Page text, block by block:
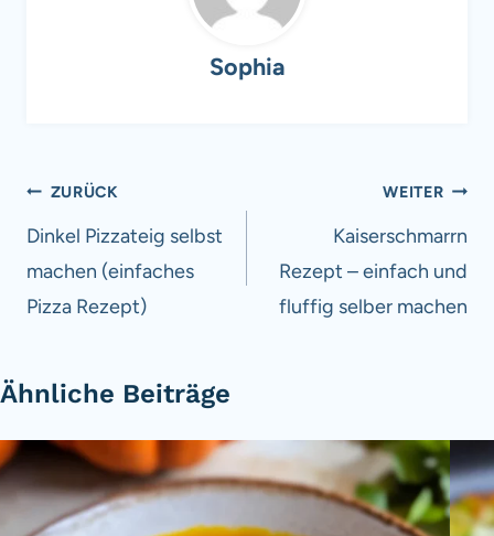
Sophia
Beitragsnavigation
ZURÜCK
Dinkel Pizzateig selbst
machen (einfaches
Pizza Rezept)
WEITER
Kaiserschmarrn
Rezept – einfach und
fluffig selber machen
Ähnliche Beiträge